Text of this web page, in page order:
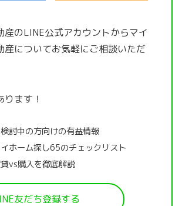
産のLINE公式アカウントからマイ
産についてお気軽にご相談いただ
ます！
討中の方向けの有益情報
イホーム探し65のチェックリスト
貸vs購入を徹底解説
友だち登録する